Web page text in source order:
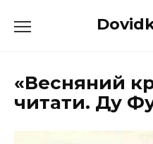
до
«Весняний
читати. Ду